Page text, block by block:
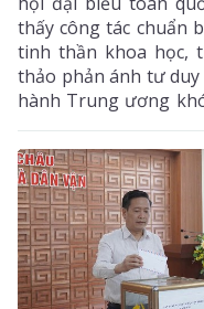
thấy công tác chuẩn
tinh thần khoa học,
thảo phản ánh tư duy
hành Trung ương
mới, tinh thần cầu thị
một giai đoạn phát
giữa thế kỷ XXI. Các
thành tựu 40 năm
việt của con đường
Nam, đồng thời chỉ ra
tục khắc phục để
trong bối cảnh biến